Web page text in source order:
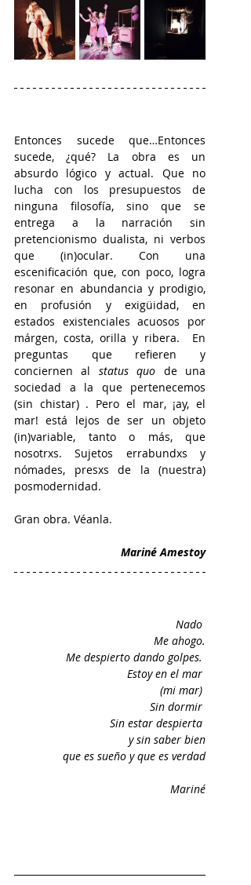
Entonces sucede que…Entonces
sucede, ¿qué? La obra es un
absurdo lógico y actual. Que no
lucha con los presupuestos de
ninguna filosofía, sino que se
entrega a la narración sin
pretencionismo dualista, ni verbos
que (in)ocular. Con una
escenificación que, con poco, logra
resonar en abundancia y prodigio,
en profusión y exigüidad, en
estados existenciales acuosos por
márgen, costa, orilla y ribera.  En
preguntas que refieren y
conciernen al status quo de una
sociedad a la que pertenecemos
(sin chistar) . Pero el mar, ¡ay, el
mar! está lejos de ser un objeto
(in)variable, tanto o más, que
nosotrxs. Sujetos errabundxs y
nómades, presxs de la (nuestra)
posmodernidad.
Gran obra. Véanla.
Mariné Amestoy
Nado
Me ahogo.
Me despierto dando golpes.
Estoy en el mar
(mi mar)
Sin dormir
Sin estar despierta
y sin saber bien
que es sueño y que es verdad
Mariné